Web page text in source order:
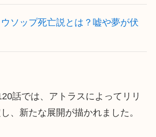
ウソップ死亡説とは？嘘や夢が伏
話では、アトラスによってリリ
、新たな展開が描かれました。